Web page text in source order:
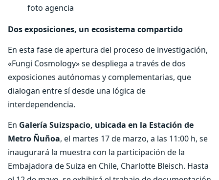
foto agencia
Dos exposiciones, un ecosistema compartido
En esta fase de apertura del proceso de investigación,
«Fungi Cosmology» se despliega a través de dos
exposiciones autónomas y complementarias, que
dialogan entre sí desde una lógica de
interdependencia.
En Galería Suizspacio, ubicada en la Estación de
Metro Ñuñoa, el martes 17 de marzo, a las 11:00 h, se
inaugurará la muestra con la participación de la
Embajadora de Suiza en Chile, Charlotte Bleisch. Hasta